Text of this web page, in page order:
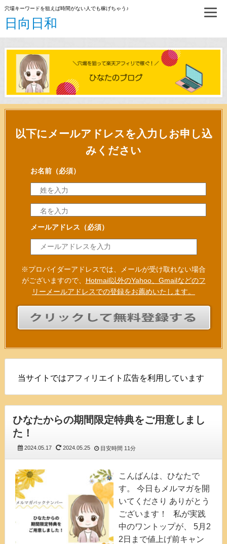
穴場キーワードを狙えば時間がない人でも稼げちゃう♪
日向日和
以下にメールアドレスを入力しお申し込
みください
お名前（必須）
メールアドレス （必須）
※プロバイダーアドレスでは、メールが受け取れない場合
がございますので、 Hotmail以外のYahoo、Gmailなどのフ
リーメールアドレスでの登録をお薦めいたします。
当サイトではアフィリエイト広告を利用しています
ひなたからの期間限定特典をご用意しまし
た！
2024.05.17 2024.05.25 目安時間 11分
こんばんは、ひなたで
す。 今日もメルマガを開
いてくださり ありがとう
ございます！ 私が実践
中のワントップが、 5月2
2日まで値上げ前キャン